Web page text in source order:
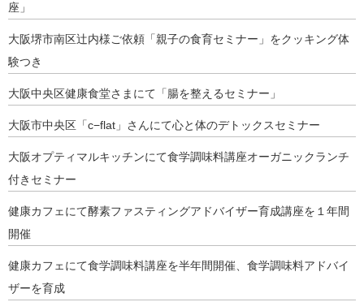
座」
大阪堺市南区辻内様ご依頼「親子の食育セミナー」をクッキング体
験つき
大阪中央区健康食堂さまにて「腸を整えるセミナー」
大阪市中央区「c−flat」さんにて心と体のデトックスセミナー
大阪オプティマルキッチンにて食学調味料講座オーガニックランチ
付きセミナー
健康カフェにて酵素ファスティングアドバイザー育成講座を１年間
開催
健康カフェにて食学調味料講座を半年間開催、食学調味料アドバイ
ザーを育成